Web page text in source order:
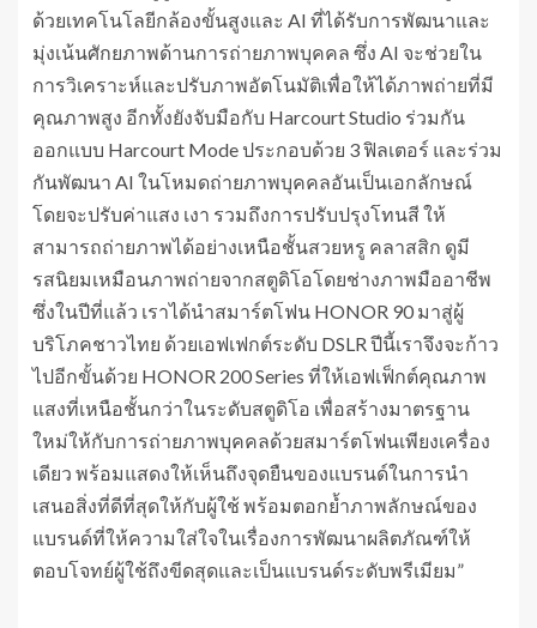
ด้วยเทคโนโลยีกล้องขั้นสูงและ AI ที่ได้รับการพัฒนาและ
มุ่งเน้นศักยภาพด้านการถ่ายภาพบุคคล ซึ่ง AI จะช่วยใน
การวิเคราะห์และปรับภาพอัตโนมัติเพื่อให้ได้ภาพถ่ายที่มี
คุณภาพสูง อีกทั้งยังจับมือกับ Harcourt Studio ร่วมกัน
ออกแบบ Harcourt Mode ประกอบด้วย 3 ฟิลเตอร์ และร่วม
กันพัฒนา AI ในโหมดถ่ายภาพบุคคลอันเป็นเอกลักษณ์
โดยจะปรับค่าแสง เงา รวมถึงการปรับปรุงโทนสี ให้
สามารถถ่ายภาพได้อย่างเหนือชั้นสวยหรู คลาสสิก ดูมี
รสนิยมเหมือนภาพถ่ายจากสตูดิโอโดยช่างภาพมืออาชีพ
ซึ่งในปีที่แล้ว เราได้นำสมาร์ตโฟน HONOR 90 มาสู่ผู้
บริโภคชาวไทย ด้วยเอฟเฟกต์ระดับ DSLR ปีนี้เราจึงจะก้าว
ไปอีกขั้นด้วย HONOR 200 Series ที่ให้เอฟเฟ็กต์คุณภาพ
แสงที่เหนือชั้นกว่าในระดับสตูดิโอ เพื่อสร้างมาตรฐาน
ใหม่ให้กับการถ่ายภาพบุคคลด้วยสมาร์ตโฟนเพียงเครื่อง
เดียว พร้อมแสดงให้เห็นถึงจุดยืนของแบรนด์ในการนำ
เสนอสิ่งที่ดีที่สุดให้กับผู้ใช้ พร้อมตอกย้ำภาพลักษณ์ของ
แบรนด์ที่ให้ความใส่ใจในเรื่องการพัฒนาผลิตภัณฑ์ให้
ตอบโจทย์ผู้ใช้ถึงขีดสุดและเป็นแบรนด์ระดับพรีเมียม”